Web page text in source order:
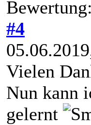
Bewertung:
#4
Vielen
Nun kann
gelernt